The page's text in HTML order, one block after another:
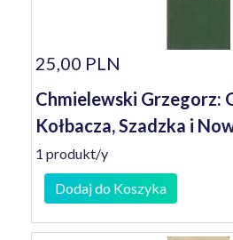
25,00 PLN
Chmielewski Grzegorz:
Kołbacza, Szadzka i
1 produkt/y
Dodaj do Koszyka